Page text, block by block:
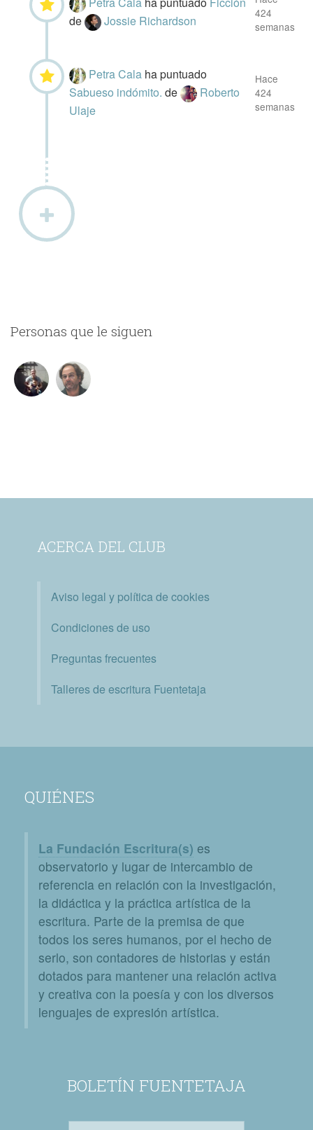
de
Jossie Richardson
424
semanas
Petra Cala ha puntuado
Sabueso indómito.de
Roberto
Ulaje
Hace
424
semanas
Personas que le siguen
ACERCA DEL CLUB
Aviso legal y política de cookies
Condiciones de uso
Preguntas frecuentes
Talleres de escritura Fuentetaja
QUIÉNES
La Fundación Escritura(s) es
observatorio y lugar de intercambio de
referencia en relación con la investigación,
la didáctica y la práctica artística de la
escritura. Parte de la premisa de que
todos los seres humanos, por el hecho de
serlo, son contadores de historias y están
dotados para mantener una relación activa
y creativa con la poesía y con los diversos
lenguajes de expresión artística.
BOLETÍN FUENTETAJA